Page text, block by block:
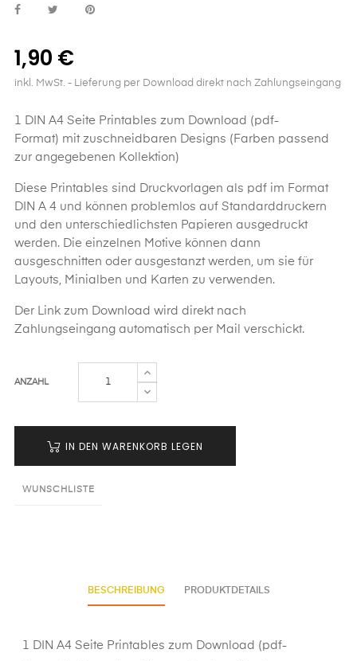
1,90 €
inkl. MwSt. - Lieferung per Download direkt nach Zahlungseingang
1 DIN A4 Seite Printables zum Download (pdf-
Format) mit zuschneidbaren Designs (Farben passend
zur angegebenen Kollektion)
Diese Printables sind Druckvorlagen als pdf im Format
DIN A 4 und können problemlos auf Standarddruckern
und den unterschiedlichsten Papieren ausgedruckt
werden. Die einzelnen Motive können dann
ausgeschnitten oder ausgestanzt werden, um sie für
Layouts, Minialben und Karten zu verwenden.
Der Link zum Download wird direkt nach
Zahlungseingang automatisch per Mail verschickt.
ANZAHL
IN DEN WARENKORB LEGEN
WUNSCHLISTE
BESCHREIBUNG PRODUKTDETAILS
1 DIN A4 Seite Printables zum Download (pdf-